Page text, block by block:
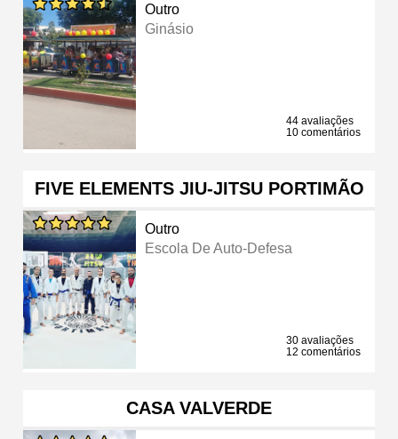
Outro
Ginásio
44 avaliações
10 comentários
FIVE ELEMENTS JIU-JITSU PORTIMÃO
Outro
Escola De Auto-Defesa
30 avaliações
12 comentários
CASA VALVERDE